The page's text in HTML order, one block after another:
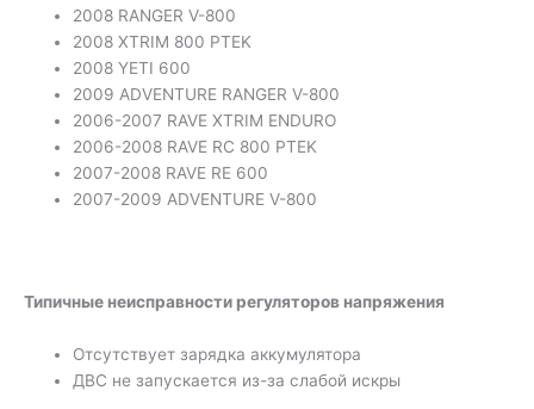
2008 RANGER V-800
2008 XTRIM 800 PTEK
2008 YETI 600
2009 ADVENTURE RANGER V-800
2006-2007 RAVE XTRIM ENDURO
2006-2008 RAVE RC 800 PTEK
2007-2008 RAVE RE 600
2007-2009 ADVENTURE V-800
Типичные неисправности регуляторов напряжения
Отсутствует зарядка аккумулятора
ДВС не запускается из-за слабой искры